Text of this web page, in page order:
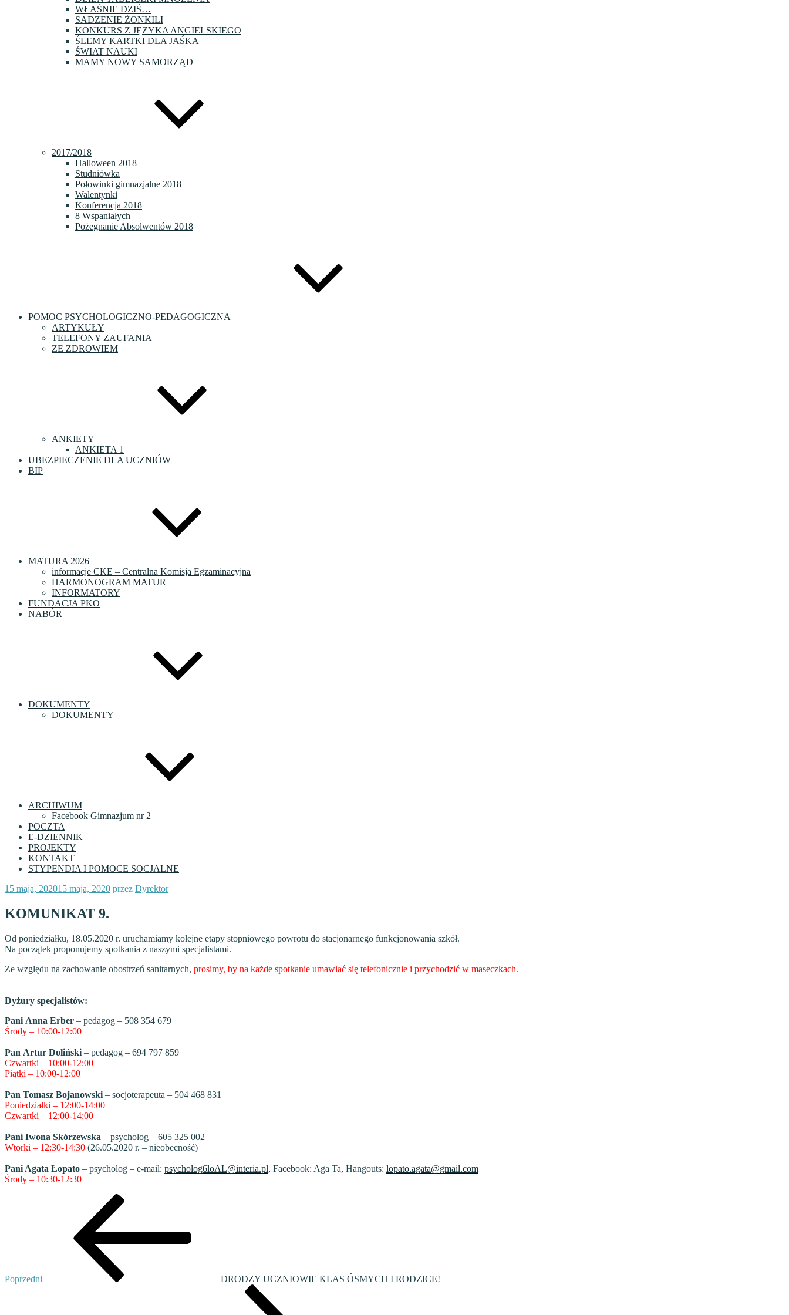
WŁAŚNIE DZIŚ…
SADZENIE ŻONKILI
KONKURS Z JĘZYKA ANGIELSKIEGO
ŚLEMY KARTKI DLA JAŚKA
ŚWIAT NAUKI
MAMY NOWY SAMORZĄD
2017/2018
Halloween 2018
Studniówka
Połowinki gimnazjalne 2018
Walentynki
Konferencja 2018
8 Wspaniałych
Pożegnanie Absolwentów 2018
POMOC PSYCHOLOGICZNO-PEDAGOGICZNA
ARTYKUŁY
TELEFONY ZAUFANIA
ZE ZDROWIEM
ANKIETY
ANKIETA 1
UBEZPIECZENIE DLA UCZNIÓW
BIP
MATURA 2026
informacje CKE – Centralna Komisja Egzaminacyjna
HARMONOGRAM MATUR
INFORMATORY
FUNDACJA PKO
NABÓR
DOKUMENTY
DOKUMENTY
ARCHIWUM
Facebook Gimnazjum nr 2
POCZTA
E-DZIENNIK
PROJEKTY
KONTAKT
STYPENDIA I POMOCE SOCJALNE
Opublikowane
15 maja, 202015 maja, 2020 przez Dyrektor
KOMUNIKAT 9.
Od poniedziałku, 18.05.2020 r. uruchamiamy kolejne etapy stopniowego powrotu do stacjonarnego funkcjonowania szkół.
Na początek proponujemy spotkania z naszymi specjalistami.
Ze względu na zachowanie obostrzeń sanitarnych, prosimy, by na każde spotkanie umawiać się telefonicznie i przychodzić w maseczkach.
Dyżury specjalistów:
Pani Anna Erber – pedagog – 508 354 679
Środy – 10:00-12:00
Pan Artur Doliński – pedagog – 694 797 859
Czwartki – 10:00-12:00
Piątki – 10:00-12:00
Pan Tomasz Bojanowski – socjoterapeuta – 504 468 831
Poniedziałki – 12:00-14:00
Czwartki – 12:00-14:00
Pani Iwona Skórzewska – psycholog – 605 325 002
Wtorki – 12:30-14:30 (26.05.2020 r. – nieobecność)
Pani Agata Łopato – psycholog – e-mail: psycholog6loAL@interia.pl, Facebook: Aga Ta, Hangouts: lopato.agata@gmail.com
Środy – 10:30-12:30
Poprzedni
DRODZY UCZNIOWIE KLAS ÓSMYCH I RODZICE!